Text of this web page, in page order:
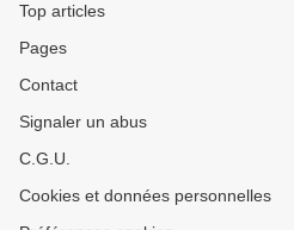
Top articles
Pages
Contact
Signaler un abus
C.G.U.
Cookies et données personnelles